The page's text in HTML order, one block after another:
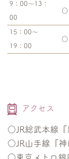
9：00～13：
00
○
15：00～
19：00
○
アクセス
○JR総武本線『
○JR山手線『神
○東京メトロ銀